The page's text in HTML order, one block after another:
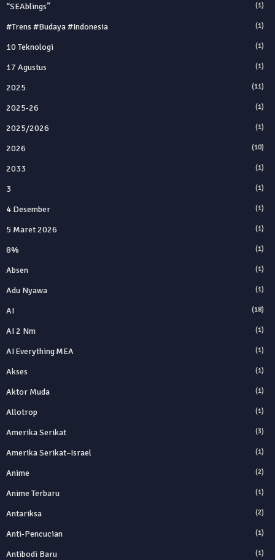
“SEAblings” (1)
#trens #budaya #indonesia (1)
10 Teknologi (1)
17 Agustus (1)
2025 (11)
2025‑26 (1)
2025/2026 (1)
2026 (10)
2033 (1)
3 (1)
4 Desember (1)
5 Maret 2026 (1)
8% (1)
Absen (1)
Adu Nyawa (1)
AI (18)
AI 2 Nm (1)
AI Everything MEA (1)
Akses (1)
Aktor Muda (1)
Allotrop (1)
Amerika Serikat (3)
Amerika Serikat–Israel (1)
Anime (2)
Anime Terbaru (1)
Antariksa (2)
Anti‑Pencucian (1)
Antibodi Baru (1)